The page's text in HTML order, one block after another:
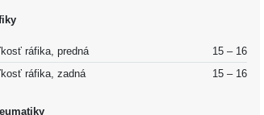
ráfika, predná
15 – 16
ráfika, zadná
15 – 16